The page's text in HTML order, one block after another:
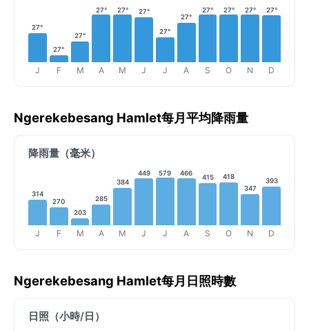
27°
J
27°
F
27°
M
27°
A
27°
M
27°
J
27°
J
27°
A
27°
S
27°
O
27°
N
27°
D
Ngerekebesang Hamlet每月平均降雨量
降雨量（毫米）
314
J
270
F
203
M
285
A
384
M
449
J
579
J
466
A
415
S
418
O
347
N
393
D
Ngerekebesang Hamlet每月日照時數
日照（小時/日）